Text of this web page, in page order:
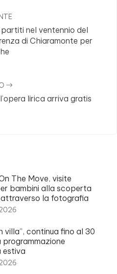
partiti nel ventennio del
di Chiaramonte per
lirica arriva gratis
The Move, visite
bambini alla scoperta
attraverso la fotografia
villa”, continua fino al 30
estiva